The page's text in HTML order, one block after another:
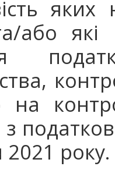
або
на
з
2021 року.